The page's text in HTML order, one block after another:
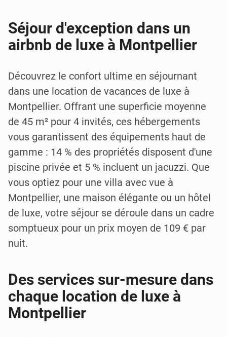
Séjour d'exception dans un
airbnb de luxe à Montpellier
Découvrez le confort ultime en séjournant
dans une location de vacances de luxe à
Montpellier. Offrant une superficie moyenne
de 45 m² pour 4 invités, ces hébergements
vous garantissent des équipements haut de
gamme : 14 % des propriétés disposent d'une
piscine privée et 5 % incluent un jacuzzi. Que
vous optiez pour une villa avec vue à
Montpellier, une maison élégante ou un hôtel
de luxe, votre séjour se déroule dans un cadre
somptueux pour un prix moyen de 109 € par
nuit.
Des services sur-mesure dans
chaque location de luxe à
Montpellier